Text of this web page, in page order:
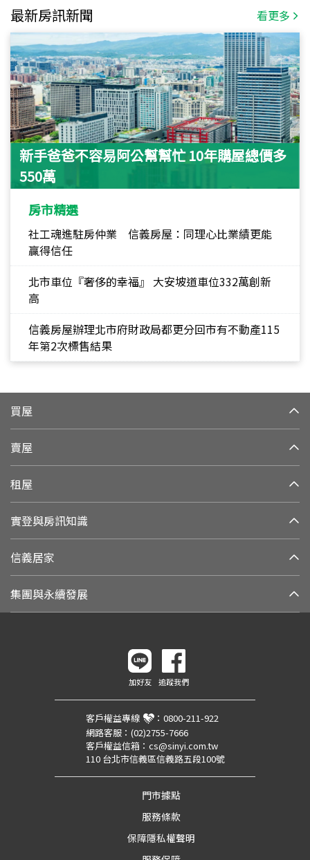
最新房訊新聞 看更多
新手爸爸不容易阿公幫幫忙 10年購屋總價多
550萬
房市精選
社工魂進駐房仲業 信義房屋：同理心比業績更能
贏得信任
北市車位『奢侈的幸福』 大安坡道車位332萬創新
高
信義房屋辦理北市府財政局都更分回市有不動產115
年第2次標售結果
買屋
賣屋
租屋
實登與房訊知識
信義居家
集團與永續發展
加好友 追蹤我們
客戶權益專線 ： 0800-211-922
網路客服： (02)2755-7666
客戶權益信箱： cs@sinyi.com.tw
110 台北市信義區信義路五段100號
門市據點
服務條款
保障隱私權聲明